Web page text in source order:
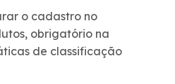
o cadastro no
obrigatório na
de classificação